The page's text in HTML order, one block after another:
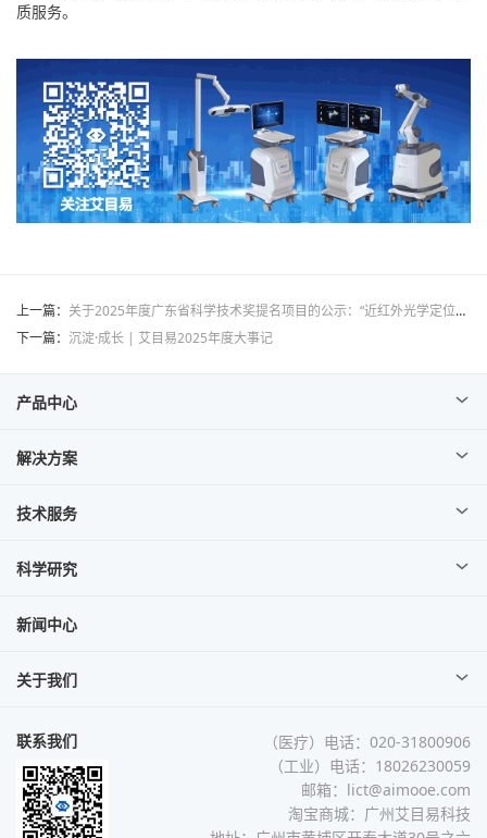
质服务。
上一篇： 关于2025年度广东省科学技术奖提名项目的公示：“近红外光学定位关键技术研发与应用”
下一篇： 沉淀·成长 | 艾目易2025年度大事记
产品中心
解决方案
技术服务
科学研究
新闻中心
关于我们
联系我们
（医疗）电话：020-31800906
（工业）电话：18026230059
邮箱：lict@aimooe.com
淘宝商城： 广州艾目易科技